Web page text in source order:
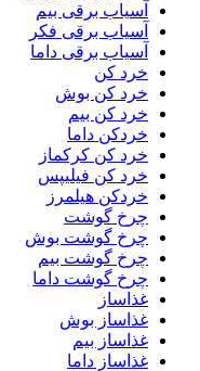
آسیاب برقی بیم
آسیاب برقی فکر
آسیاب برقی داما
خرد کن
خرد کن بوش
خرد کن بیم
خردکن داما
خرد کن کرکماز
خرد کن فیلیپس
خردکن هیلمرز
چرخ گوشت
چرخ گوشت بوش
چرخ گوشت بیم
چرخ گوشت داما
غذاساز
غذاساز بوش
غذاساز بیم
غذاساز داما